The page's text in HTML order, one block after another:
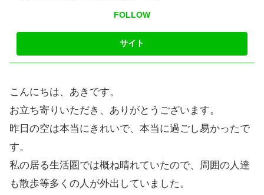
FOLLOW
こんにちは、あきです。
お立ち寄りいただき、ありがとうございます。
昨日の空は本当にきれいで、本当に過ごし易かったで
す。
私の居る生活圏では概ね晴れていたので、周囲の人達
も散歩等多くの人が外出していました。